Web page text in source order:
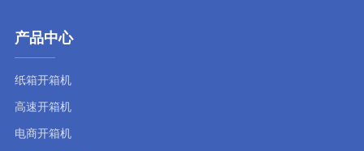
产品中心
纸箱开箱机
高速开箱机
电商开箱机